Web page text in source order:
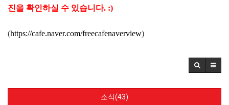
진을 확인하실 수 있습니다. :)
(https://cafe.naver.com/freecafenaverview)
소식(43)